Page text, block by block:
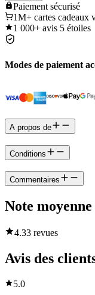
Paiement sécurisé
1M+ cartes cadeaux
1 000+ avis 5 étoiles
Modes de paiement
A propos de
Conditions
Commentaires
Note moyenne
4.33 revues
Avis des
5.0